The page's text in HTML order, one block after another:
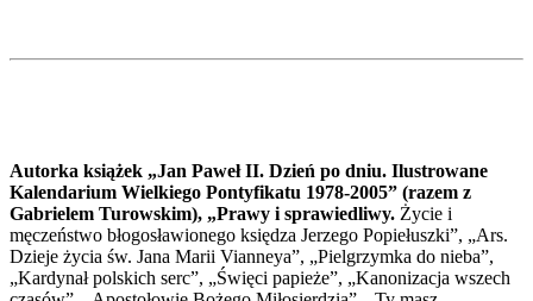
Autorka książek „Jan Paweł II. Dzień po dniu. Ilustrowane
Kalendarium Wielkiego Pontyfikatu 1978-2005” (razem z
Gabrielem Turowskim), „Prawy i sprawiedliwy. Życie i
męczeństwo błogosławionego księdza Jerzego Popiełuszki”, „Ars.
Dzieje życia św. Jana Marii Vianneya”, „Pielgrzymka do nieba”,
„Kardynał polskich serc”, „Święci papieże”, „Kanonizacja wszech